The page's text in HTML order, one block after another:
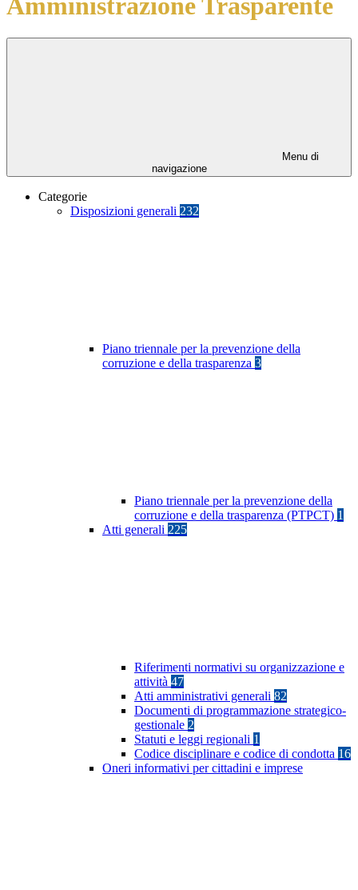
Menu di
navigazione
Categorie
Disposizioni generali 232
Piano triennale per la prevenzione della
corruzione e della trasparenza 3
Piano triennale per la prevenzione della
corruzione e della trasparenza (PTPCT) 1
Atti generali 225
Riferimenti normativi su organizzazione e
attività 47
Atti amministrativi generali 82
Documenti di programmazione strategico-
gestionale 2
Statuti e leggi regionali 1
Codice disciplinare e codice di condotta 16
Oneri informativi per cittadini e imprese